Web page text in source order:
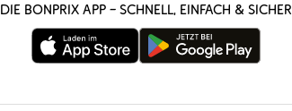
Die bonprix App – schnell, einfach & sicher